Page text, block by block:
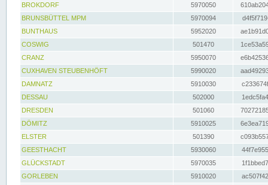
BROKDORF
5970050
BRUNSBÜTTEL MPM
5970094
BUNTHAUS
5952020
COSWIG
501470
CRANZ
5950070
CUXHAVEN STEUBENHÖFT
5990020
DAMNATZ
5910030
DESSAU
502000
DRESDEN
501060
DÖMITZ
5910025
ELSTER
501390
GEESTHACHT
5930060
GLÜCKSTADT
5970035
GORLEBEN
5910020